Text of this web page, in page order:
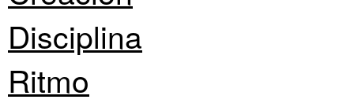
Disciplina
Ritmo